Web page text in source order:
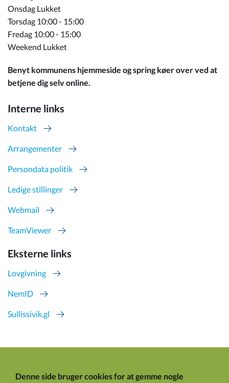
Onsdag Lukket
Torsdag 10:00 - 15:00
Fredag 10:00 - 15:00
Weekend Lukket
Benyt kommunens hjemmeside og spring køer over ved at
betjene dig selv online.
Interne links
Kontakt
Arrangementer
Persondata politik
Ledige stillinger
Webmail
TeamViewer
Eksterne links
Lovgivning
NemID
Sullissivik.gl
Denne side bruger cookies for at gemme nogle